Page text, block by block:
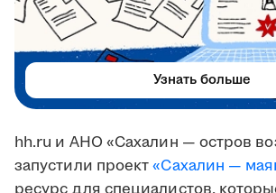
hh.ru и АНО «Сахалин — остров
запустили проект«Сахалин —
Узнать больше